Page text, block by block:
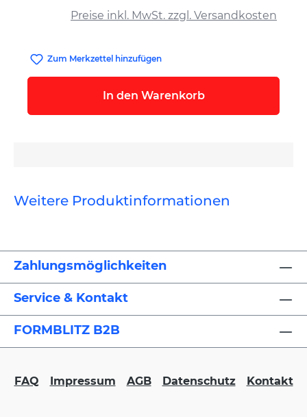
Preise inkl. MwSt. zzgl. Versandkosten
Zum Merkzettel hinzufügen
In den Warenkorb
Weitere Produktinformationen
Zahlungsmöglichkeiten
Service & Kontakt
FORMBLITZ B2B
FAQ Impressum AGB Datenschutz Kontakt